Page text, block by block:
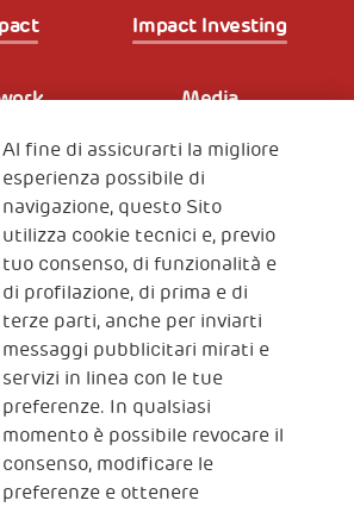
Impact Investing
Media
Fondazione
Human Safety Net
CONTATTACI
Al fine di assicurarti la migliore
esperienza possibile di
navigazione, questo Sito
utilizza cookie tecnici e, previo
tuo consenso, di funzionalità e
di profilazione, di prima e di
terze parti, anche per inviarti
messaggi pubblicitari mirati e
servizi in linea con le tue
preferenze. In qualsiasi
momento è possibile revocare il
consenso, modificare le
preferenze e ottenere